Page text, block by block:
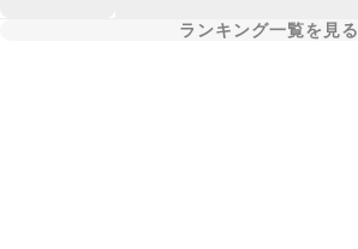
ランキング一覧を見る